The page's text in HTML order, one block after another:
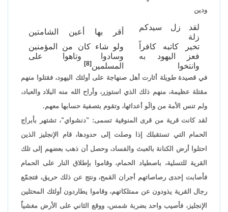
ودين
لقد زل سيدكم
زلة
أقر بها أعين الشامتين
تخير كاتبه كافراً
ولو شاء كان من المؤمنين
فعز اليهود به
وانتخوا
وسادوا وتاهوا على
المسلمين[8]
في قصيدة طويلة أثارت أهل صنهاجة على أولئك اليهود، فقتلوا منهم
مقتلة عظيمة، منهم ذلك الذي استوزر، وأراح الله منه البلاد والعباد،
ولم تنس الأمة من والَو أعدائها، وتقوم بتصفية حسابها معهم.
لقد كانت قرية من قرى المنوفية تسمى: "دنشواي"، تشتهر بأبراج
الحمام التي تستقبلك إذا وصلت إلى حدودها، قام الإنجليز الذين
احتلوا أرض الكنانة بالعبث والفساد، وحصل أن ذهب بعضهم إلى تلك
القرية للتسلية، باصطياد الحمام، وقاموا بإطلاق النار على الحمام
فأصابت إحدى رصاصاتهم أجران القمح، ونتج عن ذلك حريق، فتجمّع
رجال القرية يذودون عن ممتلكاتهم، وقاموا يطاردون أولئك المحتلين
الإنجليز، فأصيب واحد بضربة شمس، ووقع الثاني على الأرض مغشياً